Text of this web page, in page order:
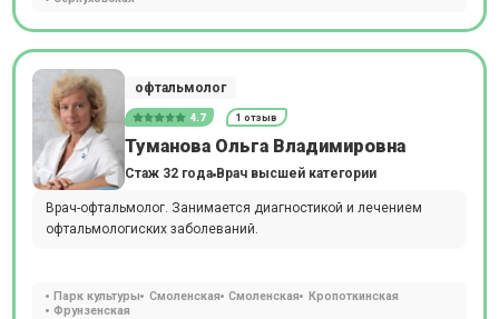
офтальмолог
4.7 1 отзыв
Туманова Ольга Владимировна
Стаж 32 года Врач высшей категории
Врач-офтальмолог. Занимается диагностикой и лечением
офтальмологиских заболеваний.
Парк культуры Смоленская Смоленская
Кропоткинская
Фрунзенская